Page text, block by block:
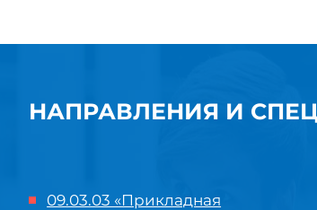
НАПРАВЛЕНИЯ И
09.03.03 «Прикладная